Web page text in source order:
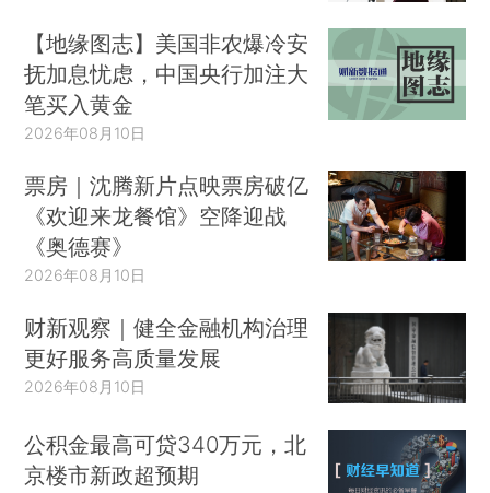
【地缘图志】美国非农爆冷安
抚加息忧虑，中国央行加注大
笔买入黄金
2026年08月10日
票房｜沈腾新片点映票房破亿
《欢迎来龙餐馆》空降迎战
《奥德赛》
2026年08月10日
财新观察｜健全金融机构治理
更好服务高质量发展
2026年08月10日
公积金最高可贷340万元，北
京楼市新政超预期